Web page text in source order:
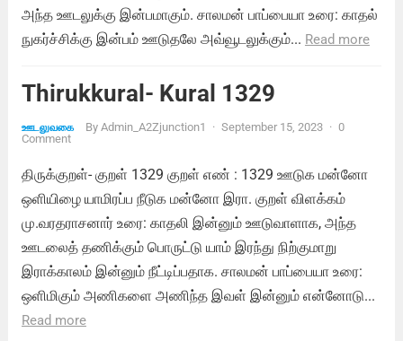
அந்த ஊடலுக்கு இன்பமாகும். சாலமன் பாப்பையா உரை: காதல்
நுகர்ச்சிக்கு இன்பம் ஊடுதலே அவ்வூடலுக்கும்... Read more
Thirukkural- Kural 1329
ஊடலுவகை By Admin_A2Zjunction1 · September 15, 2023 · 0
Comment
திருக்குறள்- குறள் 1329 குறள் எண் : 1329 ஊடுக மன்னோ
ஒளியிழை யாமிரப்ப நீடுக மன்னோ இரா. குறள் விளக்கம்
மு.வரதராசனார் உரை: காதலி இன்னும் ஊடுவாளாக, அந்த
ஊடலைத் தணிக்கும் பொருட்டு யாம் இரந்து நிற்குமாறு
இராக்காலம் இன்னும் நீட்டிப்பதாக. சாலமன் பாப்பையா உரை:
ஒளிமிகும் அணிகளை அணிந்த இவள் இன்னும் என்னோடு...
Read more